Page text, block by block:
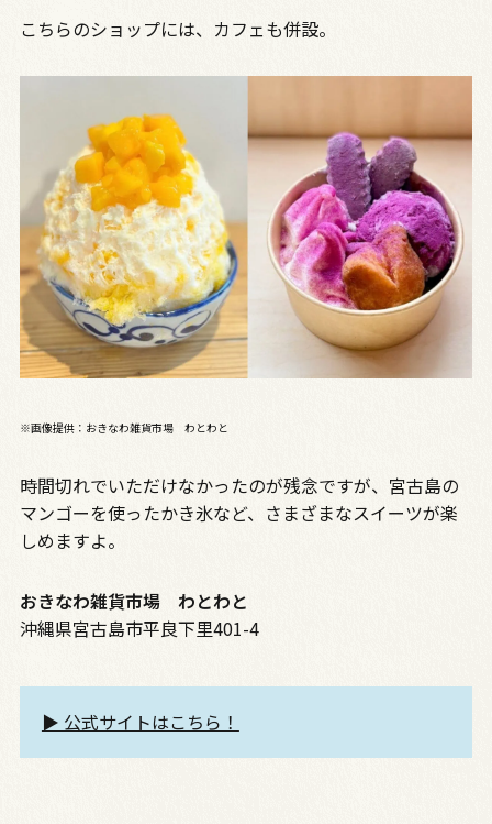
こちらのショップには、カフェも併設。
※画像提供：おきなわ雑貨市場 わとわと
時間切れでいただけなかったのが残念ですが、宮古島の
マンゴーを使ったかき氷など、さまざまなスイーツが楽
しめますよ。
おきなわ雑貨市場 わとわと
沖縄県宮古島市平良下里401-4
▶︎ 公式サイトはこちら！